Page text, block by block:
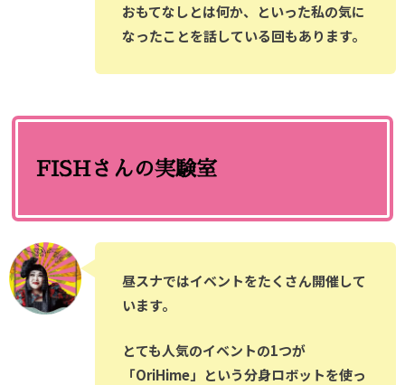
おもてなしとは何か、といった私の気に
なったことを話している回もあります。
FISHさんの実験室
昼スナではイベントをたくさん開催して
います。
とても人気のイベントの1つが
「OriHime」という分身ロボットを使っ